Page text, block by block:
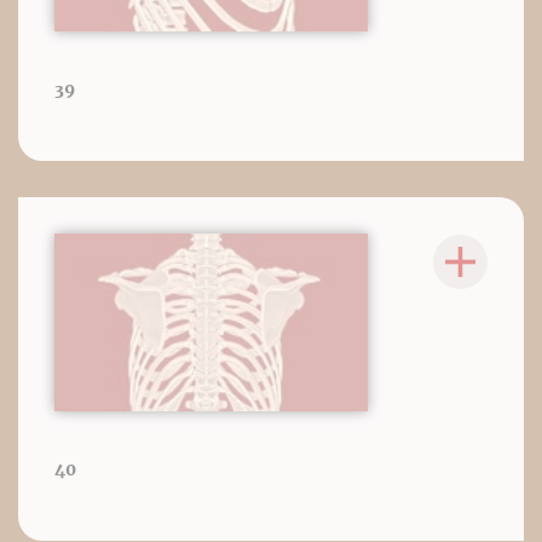
39
40